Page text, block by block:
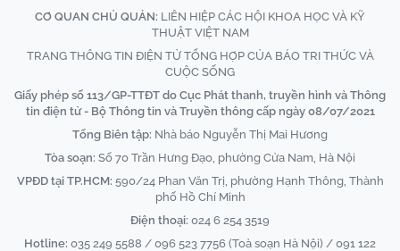
CƠ QUAN CHỦ QUẢN: LIÊN HIỆP CÁC HỘI KHOA HỌC VÀ KỸ
THUẬT VIỆT NAM
TRANG THÔNG TIN ĐIỆN TỬ TỔNG HỢP CỦA BÁO TRI THỨC VÀ
CUỘC SỐNG
Giấy phép số 113/GP-TTĐT do Cục Phát thanh, truyền hình và Thông
tin điện tử - Bộ Thông tin và Truyền thông cấp ngày 08/07/2021
Tổng Biên tập: Nhà báo Nguyễn Thị Mai Hương
Tòa soạn: Số 70 Trần Hưng Đạo, phường Cửa Nam, Hà Nội
VPĐD tại TP.HCM: 590/24 Phan Văn Trị, phường Hạnh Thông, Thành
phố Hồ Chí Minh
Điện thoại: 024 6 254 3519
Hotline: 035 249 5588 / 096 523 7756 (Toà soạn Hà Nội) / 091 122